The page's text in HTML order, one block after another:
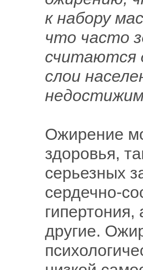
к набору
что часто
считаются
слои
Ожирение
здоровья,
серьезных
сердечно-
другие.